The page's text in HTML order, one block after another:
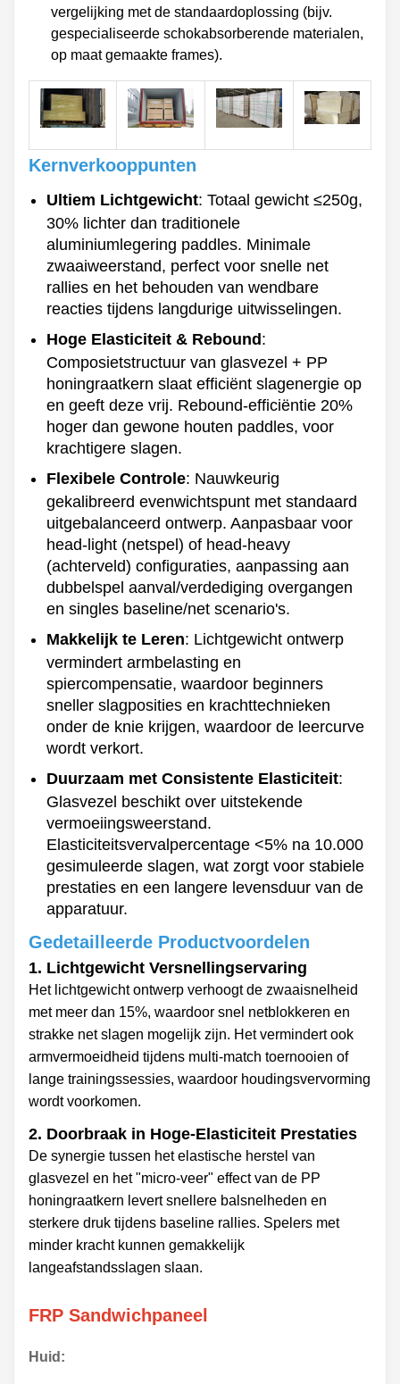
vergelijking met de standaardoplossing (bijv.
gespecialiseerde schokabsorberende materialen,
op maat gemaakte frames).
Kernverkooppunten
Ultiem Lichtgewicht: Totaal gewicht ≤250g,
30% lichter dan traditionele
aluminiumlegering paddles. Minimale
zwaaiweerstand, perfect voor snelle net
rallies en het behouden van wendbare
reacties tijdens langdurige uitwisselingen.
Hoge Elasticiteit & Rebound :
Composietstructuur van glasvezel + PP
honingraatkern slaat efficiënt slagenergie op
en geeft deze vrij. Rebound-efficiëntie 20%
hoger dan gewone houten paddles, voor
krachtigere slagen.
Flexibele Controle: Nauwkeurig
gekalibreerd evenwichtspunt met standaard
uitgebalanceerd ontwerp. Aanpasbaar voor
head-light (netspel) of head-heavy
(achterveld) configuraties, aanpassing aan
dubbelspel aanval/verdediging overgangen
en singles baseline/net scenario's.
Makkelijk te Leren: Lichtgewicht ontwerp
vermindert armbelasting en
spiercompensatie, waardoor beginners
sneller slagposities en krachttechnieken
onder de knie krijgen, waardoor de leercurve
wordt verkort.
Duurzaam met Consistente Elasticiteit:
Glasvezel beschikt over uitstekende
vermoeiingsweerstand.
Elasticiteitsvervalpercentage <5% na 10.000
gesimuleerde slagen, wat zorgt voor stabiele
prestaties en een langere levensduur van de
apparatuur.
Gedetailleerde Productvoordelen
1. Lichtgewicht Versnellingservaring
Het lichtgewicht ontwerp verhoogt de zwaaisnelheid
met meer dan 15%, waardoor snel netblokkeren en
strakke net slagen mogelijk zijn. Het vermindert ook
armvermoeidheid tijdens multi-match toernooien of
lange trainingssessies, waardoor houdingsvervorming
wordt voorkomen.
2. Doorbraak in Hoge-Elasticiteit Prestaties
De synergie tussen het elastische herstel van
glasvezel en het "micro-veer" effect van de PP
honingraatkern levert snellere balsnelheden en
sterkere druk tijdens baseline rallies. Spelers met
minder kracht kunnen gemakkelijk
langeafstandsslagen slaan.
FRP Sandwichpaneel
Huid: